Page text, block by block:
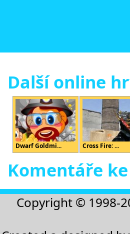
Další online
Dwarf Goldmi... Cross Fire: ...
Komentáře
Copyright © 1998-